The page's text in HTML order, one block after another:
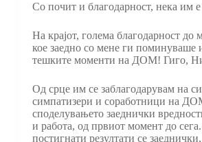
Со почит и благодарност, нека им е
На крајот, голема благодарност до
кое заедно со мене ги поминуваше
тешките моменти на ДОМ! Гиго,
Од срце им се заблагодарувам на
симпатизери и соработници на
споделувањето заеднички
и работа, од првиот момент до
постигнати резултати се